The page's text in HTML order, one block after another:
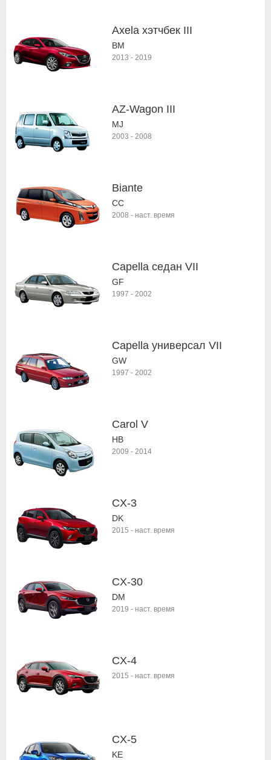
Axela хэтчбек III
BM
2013 - 2019
AZ-Wagon III
MJ
2003 - 2008
Biante
CC
2008 - наст. время
Capella седан VII
GF
1997 - 2002
Capella универсал VII
GW
1997 - 2002
Carol V
HB
2009 - 2014
CX-3
DK
2015 - наст. время
CX-30
DM
2019 - наст. время
CX-4
2015 - наст. время
CX-5
KE